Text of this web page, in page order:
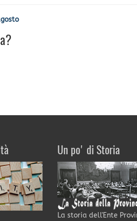
Un po' di Storia
La storia dell'Ente